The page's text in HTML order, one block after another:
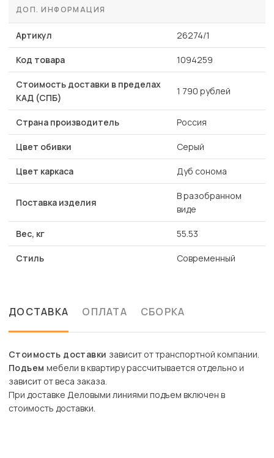
ДОП. ИНФОРМАЦИЯ
Артикул 26274/1
Код товара 1094259
Стоимость доставки в пределах
КАД (СПБ)
1 790 рублей
Страна производитель Россия
Цвет обивки Серый
Цвет каркаса Дуб сонома
Поставка изделия
В разобранном
виде
Вес, кг 55.53
Стиль Современный
ДОСТАВКА ОПЛАТА СБОРКА
Стоимость доставки зависит от транспортной компании.
Подъем мебели в квартиру рассчитывается отдельно и
зависит от веса заказа.
При доставке Деловыми линиями подъем включен в
стоимость доставки.